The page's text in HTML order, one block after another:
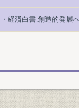
・経済白書:創造的発展